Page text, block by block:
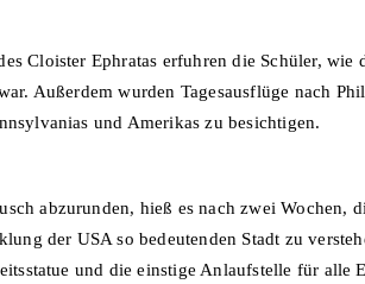
Cloister Ephratas erfuhren die Schüler,
Außerdem wurden Tagesausflüge nach
und Amerikas zu besichtigen.
abzurunden, hieß es nach zwei
der USA so bedeutenden Stadt zu
und die einstige Anlaufstelle für alle